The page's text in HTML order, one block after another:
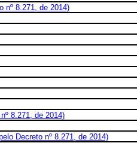
nº 8.271, de 2014)
8.271, de 2014)
Decreto nº 8.271, de 2014)